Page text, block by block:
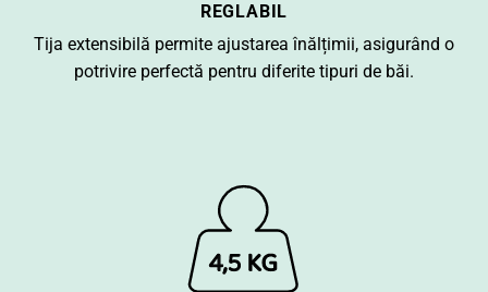
REGLABIL
Tija extensibilă permite ajustarea înălțimii, asigurând o
potrivire perfectă pentru diferite tipuri de băi.